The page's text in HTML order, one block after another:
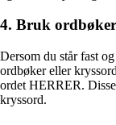
4. Bruk
Dersom du står fast
ordbøker eller
ordet HERRER.
kryssord.